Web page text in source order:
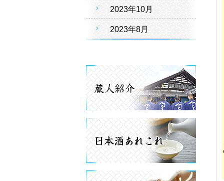
2023年10月
2023年8月